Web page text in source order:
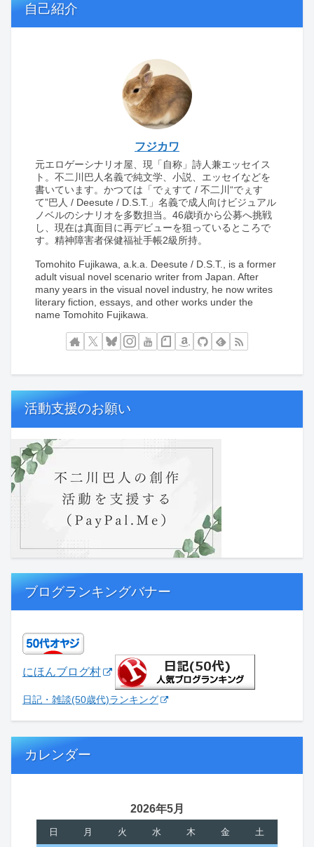
自己紹介
フジカワ
元エロゲーシナリオ屋、現「自称」詩人兼エッセイス
ト。不二川巴人名義で純文学、小説、エッセイなどを
書いています。かつては「でぇすて / 不二川“でぇす
て”巴人 / Deesute / D.S.T.」名義で成人向けビジュアル
ノベルのシナリオを多数担当。46歳頃から公募へ挑戦
し、現在は真面目に再デビューを狙っているところで
す。精神障害者保健福祉手帳2級所持。
Tomohito Fujikawa, a.k.a. Deesute / D.S.T., is a former
adult visual novel scenario writer from Japan. After
many years in the visual novel industry, he now writes
literary fiction, essays, and other works under the
name Tomohito Fujikawa.
活動支援のお願い
ブログランキングバナー
にほんブログ村
日記・雑談(50歳代)ランキング
カレンダー
2026年5月
日 月 火 水 木 金 土